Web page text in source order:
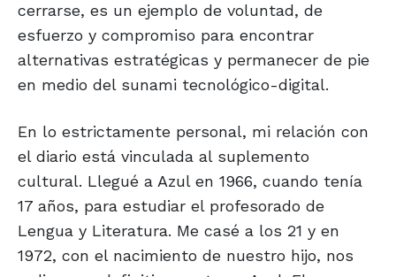
cerrarse, es un ejemplo de voluntad, de
esfuerzo y compromiso para encontrar
alternativas estratégicas y permanecer de pie
en medio del sunami tecnológico-digital.
En lo estrictamente personal, mi relación con
el diario está vinculada al suplemento
cultural. Llegué a Azul en 1966, cuando tenía
17 años, para estudiar el profesorado de
Lengua y Literatura. Me casé a los 21 y en
1972, con el nacimiento de nuestro hijo, nos